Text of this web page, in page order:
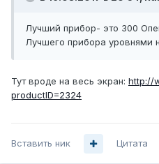
Лучший прибор- это 300
Лучшего прибора уровнями
Тут вроде на весь экран: http://
productID=2324
Вставить ник Цитата